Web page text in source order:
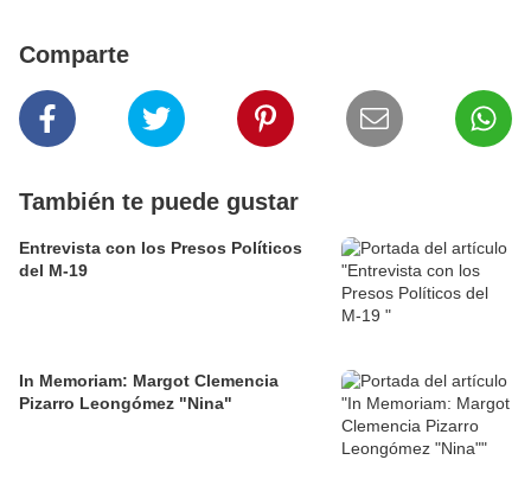
Comparte
También te puede gustar
Entrevista con los Presos Políticos
del M-19
In Memoriam: Margot Clemencia
Pizarro Leongómez "Nina"